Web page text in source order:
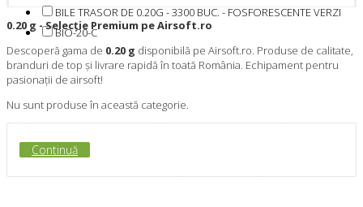
BILE TRASOR DE 0.20G - 3300 BUC. - FOSFORESCENTE VERZI
BIO-20-C
0.20 g - Selecție Premium pe Airsoft.ro
Descoperă gama de 0.20 g disponibilă pe Airsoft.ro. Produse de calitate,
branduri de top și livrare rapidă în toată România. Echipament pentru
pasionații de airsoft!
Nu sunt produse în această categorie.
Continuă